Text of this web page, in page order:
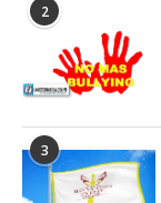
2
3